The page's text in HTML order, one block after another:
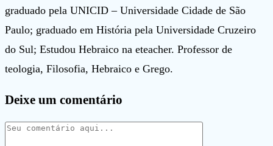
graduado pela UNICID – Universidade Cidade de São
Paulo; graduado em História pela Universidade Cruzeiro
do Sul; Estudou Hebraico na eteacher. Professor de
teologia, Filosofia, Hebraico e Grego.
Deixe um comentário
Comentário